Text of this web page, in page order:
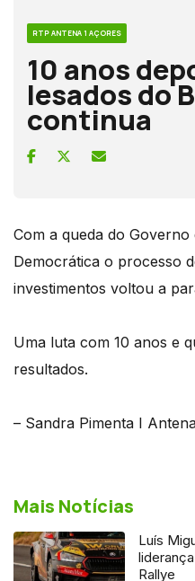
RTP ANTENA 1 AÇORES
10 anos
lesados do
continua
Com a queda do
Democrática o processo
investimentos voltou a
Uma luta com 10 anos e
resultados.
– Sandra Pimenta I
Mais Notícias
Luís
Rallye